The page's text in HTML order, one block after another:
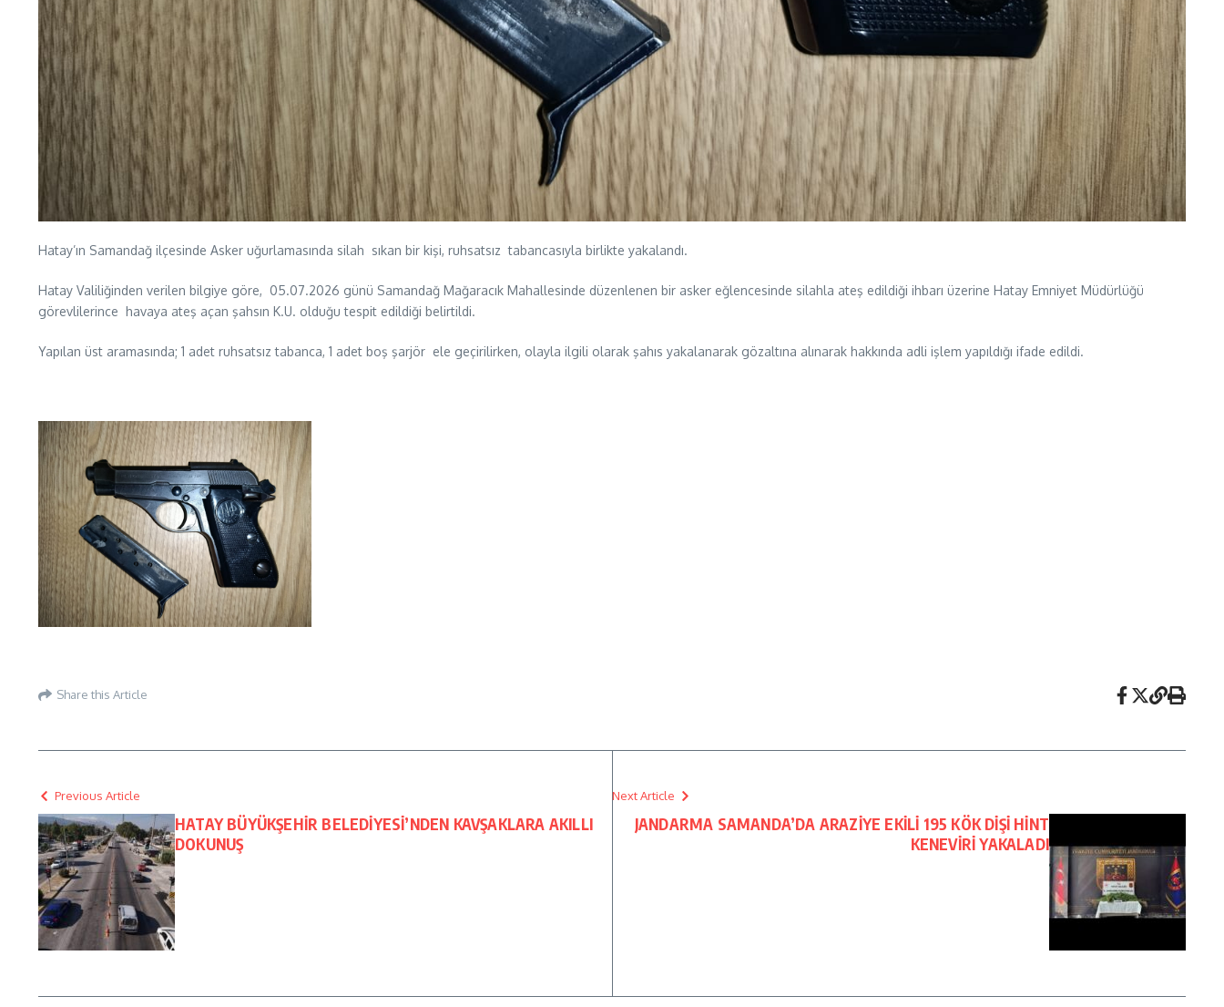
Hatay’ın Samandağ ilçesinde Asker uğurlamasında silah sıkan bir kişi, ruhsatsız tabancasıyla birlikte yakalandı.
Hatay Valiliğinden verilen bilgiye göre, 05.07.2026 günü Samandağ Mağaracık Mahallesinde düzenlenen bir asker eğlencesinde silahla ateş edildiği ihbarı üzerine Hatay Emniyet Müdürlüğü
görevlilerince havaya ateş açan şahsın K.U. olduğu tespit edildiği belirtildi.
Yapılan üst aramasında; 1 adet ruhsatsız tabanca, 1 adet boş şarjör ele geçirilirken, olayla ilgili olarak şahıs yakalanarak gözaltına alınarak hakkında adli işlem yapıldığı ifade edildi.
Share this Article
Previous Article
HATAY BÜYÜKŞEHİR BELEDİYESİ’NDEN KAVŞAKLARA AKILLI
DOKUNUŞ
Next Article
JANDARMA SAMANDA’DA ARAZİYE EKİLİ 195 KÖK DİŞİ HİNT
KENEVİRİ YAKALADI